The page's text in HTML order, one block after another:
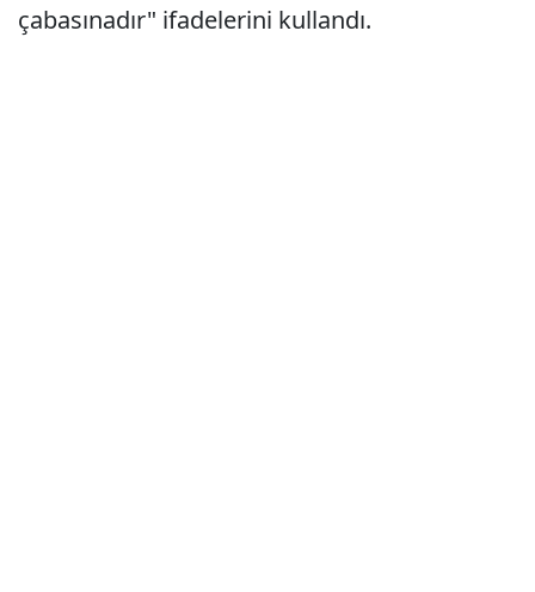
çabasınadır" ifadelerini kullandı.